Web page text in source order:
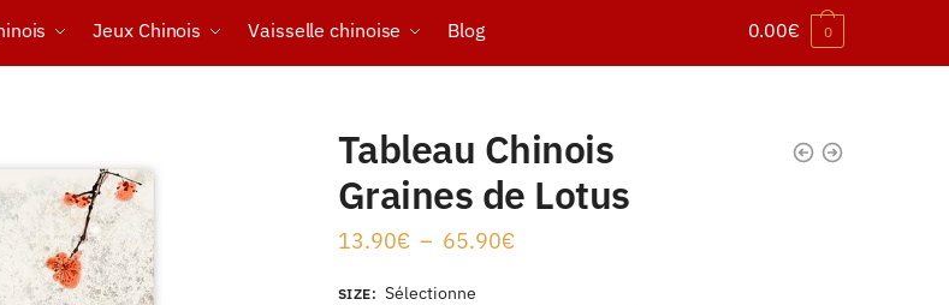
Jeux Chinois Vaisselle chinoise Blog 0.00€ 0
Tableau Chinois
Graines de Lotus
13.90€ – 65.90€
SIZE: Sélectionne